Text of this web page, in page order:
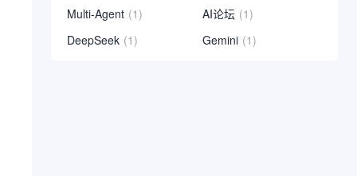
Multi-Agent (1) AI论坛 (1)
DeepSeek (1) Gemini (1)